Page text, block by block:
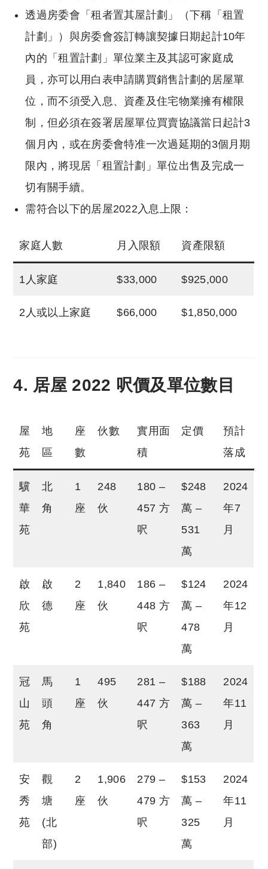
透過房委會「租者置其屋計劃」（下稱「租置
計劃」）與房委會簽訂轉讓契據日期起計10年
內的「租置計劃」單位業主及其認可家庭成
員，亦可以用白表申請購買銷售計劃的居屋單
位，而不須受入息、資產及住宅物業擁有權限
制，但必須在簽署居屋單位買賣協議當日起計3
個月內，或在房委會特准一次過延期的3個月期
限內，將現居「租置計劃」單位出售及完成一
切有關手續。
需符合以下的居屋2022入息上限：
家庭人數 月入限額 資產限額
1人家庭 $33,000 $925,000
2人或以上家庭 $66,000 $1,850,000
4. 居屋 2022 呎價及單位數目
屋
苑
地
區
座
數
伙數
實用面
積
定價
預計
落成
驥
華
苑
北
角
1
座
248
伙
180 –
457 方
呎
$248
萬 –
531
萬
2024
年7
月
啟
欣
苑
啟
德
2
座
1,840
伙
186 –
448 方
呎
$124
萬 –
478
萬
2024
年12
月
冠
山
苑
馬
頭
角
1
座
495
伙
281 –
447 方
呎
$188
萬 –
363
萬
2024
年11
月
安
秀
苑
觀
塘
(北
部)
2
座
1,906
伙
279 –
479 方
呎
$153
萬 –
325
萬
2024
年11
月